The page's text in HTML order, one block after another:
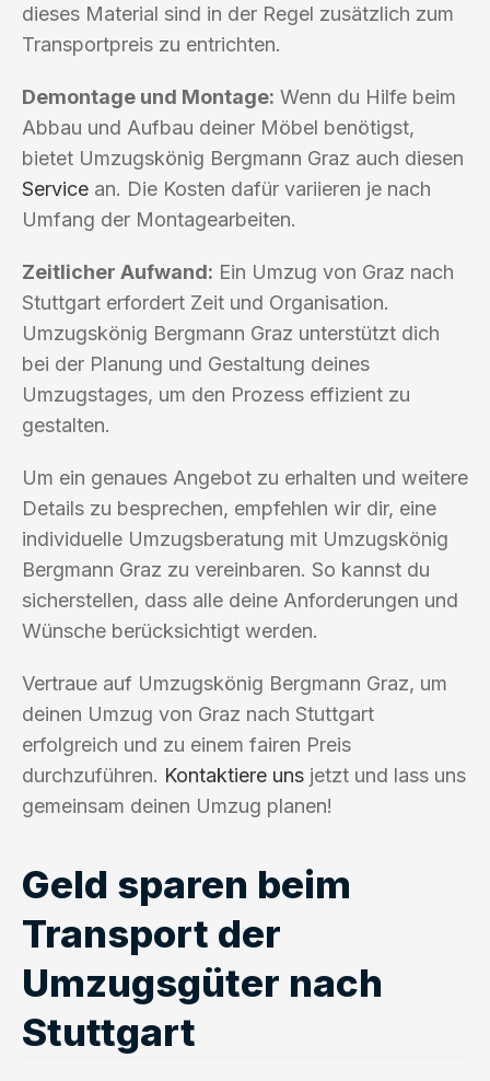
dieses Material sind in der Regel zusätzlich zum
Transportpreis zu entrichten.
Demontage und Montage: Wenn du Hilfe beim
Abbau und Aufbau deiner Möbel benötigst,
bietet Umzugskönig Bergmann Graz auch diesen
Service an. Die Kosten dafür variieren je nach
Umfang der Montagearbeiten.
Zeitlicher Aufwand: Ein Umzug von Graz nach
Stuttgart erfordert Zeit und Organisation.
Umzugskönig Bergmann Graz unterstützt dich
bei der Planung und Gestaltung deines
Umzugstages, um den Prozess effizient zu
gestalten.
Um ein genaues Angebot zu erhalten und weitere
Details zu besprechen, empfehlen wir dir, eine
individuelle Umzugsberatung mit Umzugskönig
Bergmann Graz zu vereinbaren. So kannst du
sicherstellen, dass alle deine Anforderungen und
Wünsche berücksichtigt werden.
Vertraue auf Umzugskönig Bergmann Graz, um
deinen Umzug von Graz nach Stuttgart
erfolgreich und zu einem fairen Preis
durchzuführen. Kontaktiere uns jetzt und lass uns
gemeinsam deinen Umzug planen!
Geld sparen beim
Transport der
Umzugsgüter nach
Stuttgart